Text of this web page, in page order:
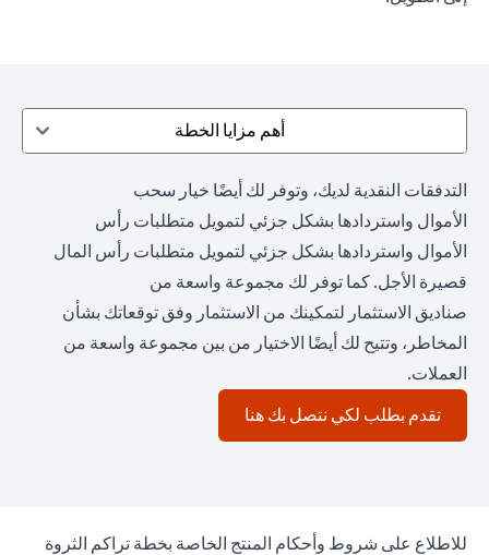
أهم مزايا الخطة
التدفقات النقدية لديك، وتوفر لك أيضًا خيار سحب
الأموال واستردادها بشكل جزئي لتمويل متطلبات رأس
الأموال واستردادها بشكل جزئي لتمويل متطلبات رأس المال
قصيرة الأجل. كما توفر لك مجموعة واسعة من
صناديق الاستثمار لتمكينك من الاستثمار وفق توقعاتك بشأن
المخاطر، وتتيح لك أيضًا الاختيار من بين مجموعة واسعة من
العملات.
تقدم بطلب لكي نتصل بك هنا
للاطلاع على شروط وأحكام المنتج الخاصة بخطة تراكم الثروة